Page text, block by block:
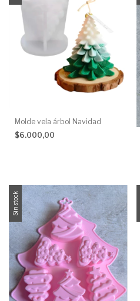
Molde vela árbol Navidad
$6.000,00
Sin stock